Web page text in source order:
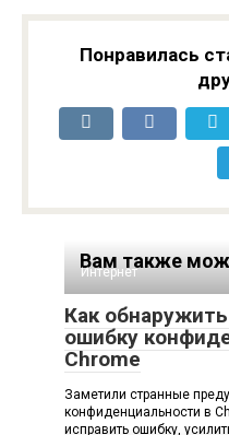
Понравилась
Вам также
Интернет
Как
ошибку
Chrome
Заметили странные
конфиденциальности в
исправить ошибку,